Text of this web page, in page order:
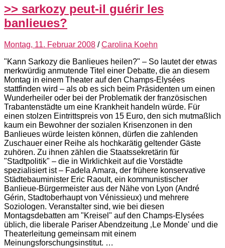
>> sarkozy peut-il guérir les
banlieues?
Montag, 11. Februar 2008 /Carolina Koehn
"Kann Sarkozy die Banlieues heilen?" – So lautet der etwas
merkwürdig anmutende Titel einer Debatte, die an diesem
Montag in einem Theater auf den Champs-Elysées
stattfinden wird – als ob es sich beim Präsidenten um einen
Wunderheiler oder bei der Problematik der französischen
Trabantenstädte um eine Krankheit handeln würde. Für
einen stolzen Eintrittspreis von 15 Euro, den sich mutmaßlich
kaum ein Bewohner der sozialen Krisenzonen in den
Banlieues würde leisten können, dürfen die zahlenden
Zuschauer einer Reihe als hochkarätig geltender Gäste
zuhören. Zu ihnen zählen die Staatssekretärin für
"Stadtpolitik" – die in Wirklichkeit auf die Vorstädte
spezialisiert ist – Fadela Amara, der frühere konservative
Städtebauminister Eric Raoult, ein kommunistischer
Banlieue-Bürgermeister aus der Nähe von Lyon (André
Gérin, Stadtoberhaupt von Vénissieux) und mehrere
Soziologen. Veranstalter sind, wie bei diesen
Montagsdebatten am "Kreisel" auf den Champs-Elysées
üblich, die liberale Pariser Abendzeitung ‚Le Monde' und die
Theaterleitung gemeinsam mit einem
Meinungsforschungsinstitut. …